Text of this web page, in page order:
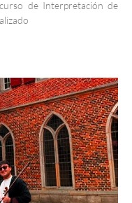
de Interpretación de